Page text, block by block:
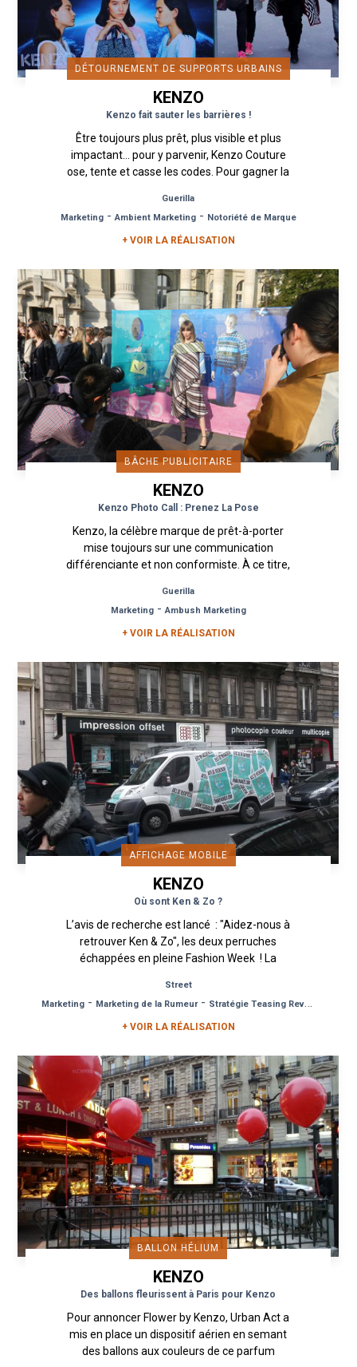
DÉTOURNEMENT DE SUPPORTS URBAINS
KENZO
Kenzo fait sauter les barrières !
Être toujours plus prêt, plus visible et plus
impactant… pour y parvenir, Kenzo Couture
ose, tente et casse les codes. Pour gagner la
Guerilla
Marketing-Ambient Marketing- Notoriété de Marque
+ VOIR LA RÉALISATION
BÂCHE PUBLICITAIRE
KENZO
Kenzo Photo Call : Prenez La Pose
Kenzo, la célèbre marque de prêt-à-porter
mise toujours sur une communication
différenciante et non conformiste. À ce titre,
Guerilla
Marketing-Ambush Marketing
+ VOIR LA RÉALISATION
AFFICHAGE MOBILE
KENZO
Où sont Ken & Zo ?
L’avis de recherche est lancé : "Aidez-nous à
retrouver Ken & Zo", les deux perruches
échappées en pleine Fashion Week ! La
Street
Marketing - Marketing de la Rumeur- Stratégie Teasing Reveal
+ VOIR LA RÉALISATION
BALLON HÉLIUM
KENZO
Des ballons fleurissent à Paris pour Kenzo
Pour annoncer Flower by Kenzo, Urban Act a
mis en place un dispositif aérien en semant
des ballons aux couleurs de ce parfum